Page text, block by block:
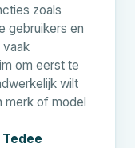
zoals
gebruikers en
vaak
om eerst te
wilt
merk of model
Tedee